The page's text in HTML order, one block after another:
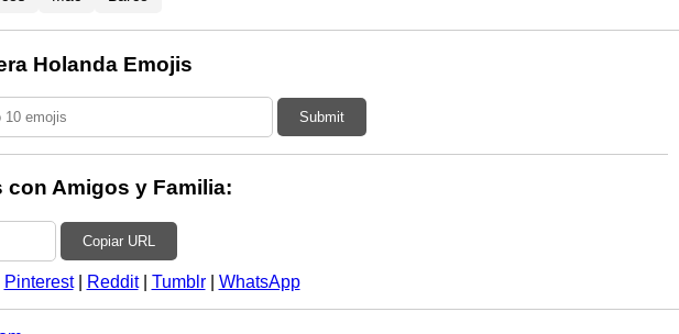
Holanda Emojis
Submit
con Amigos y Familia:
Copiar URL
Pinterest| Reddit| Tumblr| WhatsApp